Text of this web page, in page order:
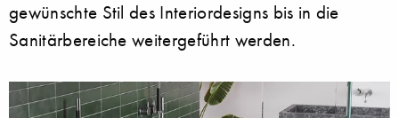
gewünschte Stil des Interiordesigns bis in die
Sanitärbereiche weitergeführt werden.